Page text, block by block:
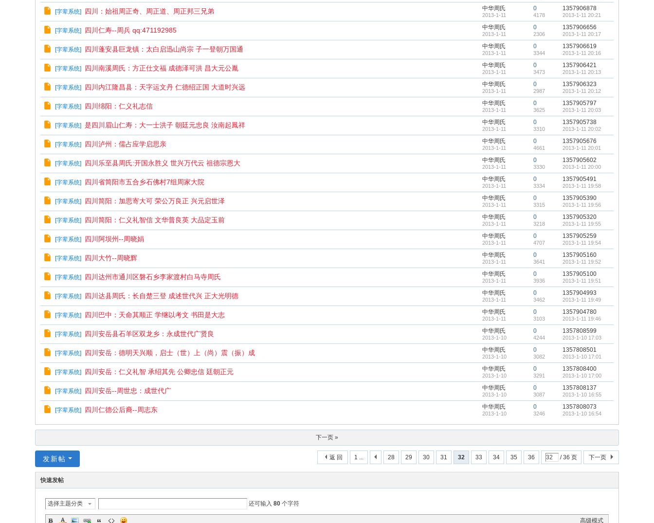
友
结
、
[字辈系统] 四川：始祖周正奇、周正道、周正邦三兄弟 中华周氏
2013-1-11
0
4178
1357906878
2013-1-11 20:21
[字辈系统] 四川仁寿--周兵 qq:471192985 中华周氏
2013-1-11
0
2306
1357906656
2013-1-11 20:17
[字辈系统] 四川蓬安县巨龙镇：太白启迅山尚宗 子一登朝万国通 中华周氏
2013-1-11
0
3344
1357906619
2013-1-11 20:16
[字辈系统] 四川南溪周氏：方正仕文福 成德泽可洪 昌大元公胤 中华周氏
2013-1-11
0
3473
1357906421
2013-1-11 20:13
[字辈系统] 四川内江隆昌县：天字运文丹 仁德绍正国 大道时兴远 中华周氏
2013-1-11
0
2987
1357906323
2013-1-11 20:12
[字辈系统] 四川绵阳：仁义礼志信 中华周氏
2013-1-11
0
3625
1357905797
2013-1-11 20:03
[字辈系统] 是四川眉山仁寿：大一士洪子 朝廷元忠良 汝南起鳳祥 中华周氏
2013-1-11
0
3310
1357905738
2013-1-11 20:02
[字辈系统] 四川泸州：儒占应学启思亲 中华周氏
2013-1-11
0
4661
1357905676
2013-1-11 20:01
[字辈系统] 四川乐至县周氏:开国永胜义 世兴万代云 祖德宗恩大 中华周氏
2013-1-11
0
3330
1357905602
2013-1-11 20:00
[字辈系统] 四川省简阳市五合乡石佛村7组周家大院 中华周氏
2013-1-11
0
3334
1357905491
2013-1-11 19:58
[字辈系统] 四川简阳：加思寄大可 荣公万良正 兴元启世泽 中华周氏
2013-1-11
0
3315
1357905390
2013-1-11 19:56
[字辈系统] 四川简阳：仁义礼智信 文华普良英 大品定玉前 中华周氏
2013-1-11
0
3218
1357905320
2013-1-11 19:55
[字辈系统] 四川阿坝州--周晓娟 中华周氏
2013-1-11
0
4707
1357905259
2013-1-11 19:54
[字辈系统] 四川大竹--周晓辉 中华周氏
2013-1-11
0
3641
1357905160
2013-1-11 19:52
[字辈系统] 四川达州市通川区磐石乡李家渡村白马寺周氏 中华周氏
2013-1-11
0
3936
1357905100
2013-1-11 19:51
[字辈系统] 四川达县周氏：长自楚三登 成述世代兴 正大光明德 中华周氏
2013-1-11
0
3462
1357904993
2013-1-11 19:49
[字辈系统] 四川巴中：天命其顺正 学继以考文 书田是大志 中华周氏
2013-1-11
0
3103
1357904780
2013-1-11 19:46
[字辈系统] 四川安岳县石羊区双龙乡：永成世代广贤良 中华周氏
2013-1-10
0
4244
1357808599
2013-1-10 17:03
[字辈系统] 四川安岳：德明天兴顺，启士（世）上（尚）震（振）成 中华周氏
2013-1-10
0
3082
1357808501
2013-1-10 17:01
[字辈系统] 四川安岳：仁义礼智 承绍其先 公卿忠信 廷朝正元 中华周氏
2013-1-10
0
3291
1357808400
2013-1-10 17:00
[字辈系统] 四川安岳--周世忠：成世代广 中华周氏
2013-1-10
0
3087
1357808137
2013-1-10 16:55
[字辈系统] 四川仁德公后裔--周志东 中华周氏
2013-1-10
0
3246
1357808073
2013-1-10 16:54
下一页 »
1 ... 28 29 30 31 32 33 34 35 36 / 36 页 下一页
返 回
发新帖
快速发帖
选择主题分类 还可输入 80 个字符
高级模式